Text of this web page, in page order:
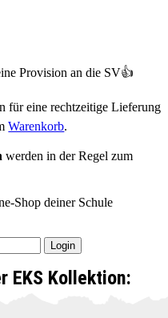
Provision an die SV👍
für eine rechtzeitige Lieferung
Warenkorb.
werden in der Regel zum
Shop deiner Schule
EKS Kollektion: